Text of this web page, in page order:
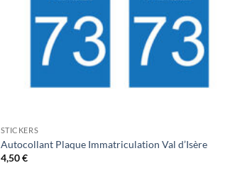
STICKERS
Autocollant Plaque Immatriculation Val d’Isère
4,50€